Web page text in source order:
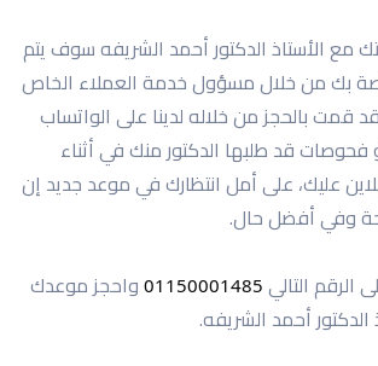
مع الأستاذ الدكتور أحمد الشريفه سوف يتم
بك من خلال مسؤول خدمة العملاء الخاص
قمت بالحجز من خلاله لدينا على الواتساب
فحوصات قد طلبها الدكتور منك في أثناء
عليك، على أمل انتظارك في موعد جديد إن
وفي أفضل حال.
الرقم التالي 01150001485 واحجز موعدك
الدكتور أحمد الشريفه.